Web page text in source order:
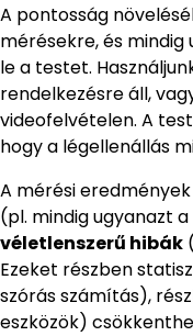
A pontosság
mérésekre, és
le a testet.
rendelkezésre áll,
videofelvételen. A
hogy a légellenállás
A mérési
(pl. mindig ugyanazt
véletlenszerű hibák
Ezeket részben
szórás számítás),
eszközök)